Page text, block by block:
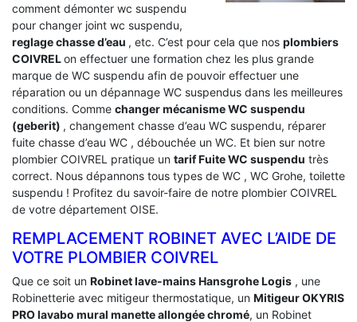
comment démonter wc suspendu
pour changer joint wc suspendu,
reglage chasse d’eau , etc. C’est pour cela que nos plombiers
COIVRELon effectuer une formation chez les plus grande
marque de WC suspendu afin de pouvoir effectuer une
réparation ou un dépannage WC suspendus dans les meilleures
conditions. Comme changer mécanisme WC suspendu
(geberit) , changement chasse d’eau WC suspendu, réparer
fuite chasse d’eau WC , débouchée un WC. Et bien sur notre
plombier COIVREL pratique un tarif Fuite WC suspendu très
correct. Nous dépannons tous types de WC , WC Grohe, toilette
suspendu ! Profitez du savoir-faire de notre plombier COIVREL
de votre département OISE.
REMPLACEMENT ROBINET AVEC L’AIDE DE
VOTRE PLOMBIER COIVREL
Que ce soit un Robinet lave-mains Hansgrohe Logis , une
Robinetterie avec mitigeur thermostatique, un Mitigeur OKYRIS
PRO lavabo mural manette allongée chromé, un Robinet